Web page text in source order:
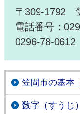
〒309-1792
電話番号：
0296-78-0612
笠間市の基本
数字（すうじ